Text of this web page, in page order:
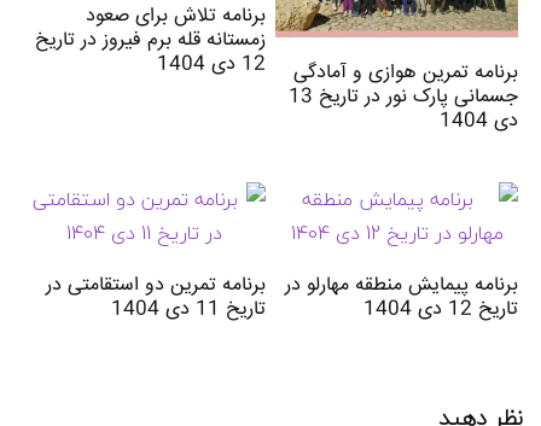
برنامه تمرین هوازی و آمادگی
جسمانی پارک نور در تاریخ 13
دی 1404
برنامه تلاش برای صعود
زمستانه قله برم فیروز در تاریخ
12 دی 1404
برنامه پیمایش منطقه مهارلو در
تاریخ 12 دی 1404
برنامه تمرین دو استقامتی در
تاریخ 11 دی 1404